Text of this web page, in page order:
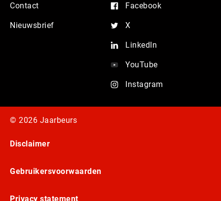
Contact
Nieuwsbrief
Facebook
X
LinkedIn
YouTube
Instagram
© 2026 Jaarbeurs
Disclaimer
Gebruikersvoorwaarden
Privacy statement